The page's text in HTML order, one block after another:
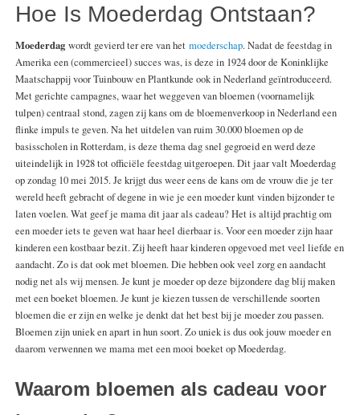
Hoe Is Moederdag Ontstaan?
Moederdagwordt gevierd ter ere van het moederschap. Nadat de feestdag in
Amerika een (commercieel) succes was, is deze in 1924 door de Koninklijke
Maatschappij voor Tuinbouw en Plantkunde ook in Nederland geïntroduceerd.
Met gerichte campagnes, waar het weggeven van bloemen (voornamelijk
tulpen) centraal stond, zagen zij kans om de bloemenverkoop in Nederland een
flinke impuls te geven. Na het uitdelen van ruim 30.000 bloemen op de
basisscholen in Rotterdam, is deze thema dag snel gegroeid en werd deze
uiteindelijk in 1928 tot officiële feestdag uitgeroepen. Dit jaar valt Moederdag
op zondag 10 mei 2015. Je krijgt dus weer eens de kans om de vrouw die je ter
wereld heeft gebracht of degene in wie je een moeder kunt vinden bijzonder te
laten voelen. Wat geef je mama dit jaar als cadeau? Het is altijd prachtig om
een moeder iets te geven wat haar heel dierbaar is. Voor een moeder zijn haar
kinderen een kostbaar bezit. Zij heeft haar kinderen opgevoed met veel liefde en
aandacht. Zo is dat ook met bloemen. Die hebben ook veel zorg en aandacht
nodig net als wij mensen. Je kunt je moeder op deze bijzondere dag blij maken
met een boeket bloemen. Je kunt je kiezen tussen de verschillende soorten
bloemen die er zijn en welke je denkt dat het best bij je moeder zou passen.
Bloemen zijn uniek en apart in hun soort. Zo uniek is dus ook jouw moeder en
daarom verwennen we mama met een mooi boeket op Moederdag.
Waarom bloemen als cadeau voor